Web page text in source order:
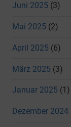
Juni 2025 (3)
Mai 2025 (2)
April 2025 (6)
März 2025 (3)
Januar 2025 (1)
Dezember 2024